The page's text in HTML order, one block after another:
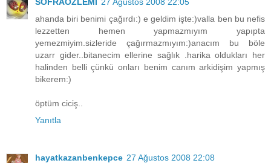
SOFRAOZLEMİ 27 Ağustos 2008 22:05
ahanda biri benimi çağırdı:) e geldim işte:)valla ben bu nefis
lezzetten hemen yapmazmıyım yapıpta
yemezmiyim.sizleride çağırmazmıyım:)anacım bu böle
uzarr gider..bitanecim ellerine sağlık .harika oldukları her
halinden belli çünkü onları benim canım arkidişim yapmış
bikerem:)
öptüm ciciş..
Yanıtla
hayatkazanbenkepce 27 Ağustos 2008 22:08